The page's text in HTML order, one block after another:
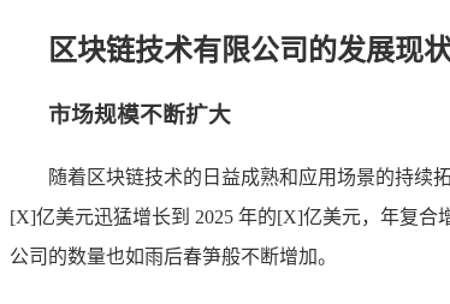
区块链技术有限公司的发展现
市场规模不断扩大
随着区块链技术的日益成熟和应用场景的持续
[X]亿美元迅猛增长到 2025 年的[X]亿美元，年复
公司的数量也如雨后春笋般不断增加。